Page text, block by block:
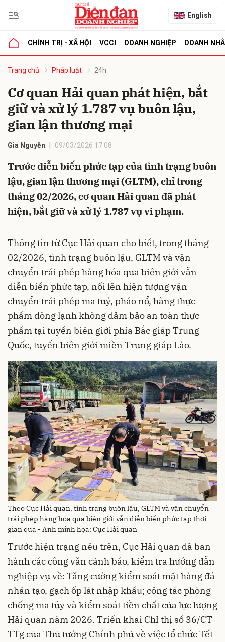
English
CHÍNH TRỊ - XÃ HỘI VCCI DOANH NGHIỆP DOANH
Trang chủ Pháp luật 24h
Cơ quan Hải quan phát hiện, bắt
giữ và xử lý 1.787 vụ buôn lậu,
gian lận thương mại
Gia Nguyễn 09/03/2026 17:08
Trước diễn biến phức tạp của tình trạng buôn
lậu, gian lận thương mại (GLTM), chỉ trong
tháng 02/2026, cơ quan Hải quan đã phát
hiện, bắt giữ và xử lý 1.787 vụ vi phạm.
Thông tin từ Cục Hải quan cho biết, trong tháng
02/2026, tình trạng buôn lậu, GLTM và vận
chuyển trái phép hàng hóa qua biên giới vẫn
diễn biến phức tạp, nổi lên hiện tượng vận
chuyển trái phép ma tuý, pháo nổ, hàng thực
phẩm đông lạnh không đảm bảo an toàn thực
phẩm tại tuyến biên giới phía Bắc giáp Trung
Quốc, tuyến biên giới miền Trung giáp Lào.
Theo Cục Hải quan, tình trạng buôn lậu, GLTM và vận chuyển
trái phép hàng hóa qua biên giới vẫn diễn biến phức tạp thời
gian qua - Ảnh minh họa: Cục Hải quan
Trước hiện trạng nêu trên, Cục Hải quan đã ban
hành các công văn cảnh báo, kiểm tra hướng dẫn
nghiệp vụ về: Tăng cường kiểm soát mặt hàng đá
nhân tạo, gạch ốp lát nhập khẩu; công tác phòng
chống ma túy và kiểm soát tiền chất của lực lượng
Hải quan năm 2026. Triển khai Chỉ thị số 36/CT-
TTg của Thủ tướng Chính phủ về việc tổ chức Tết
luận
Hủy